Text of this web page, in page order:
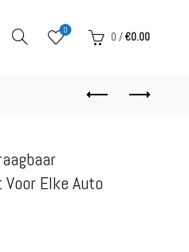
0
0 / €0.00
Elke Auto